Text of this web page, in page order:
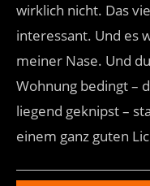
wirklich nicht. Das
interessant. Und es
meiner Nase. Und
Wohnung bedingt –
liegend geknipst –
einem ganz guten